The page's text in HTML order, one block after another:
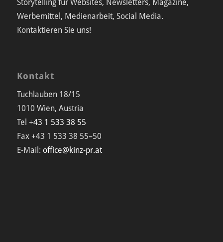
Storytelling für Websites, Newsletters, Magazine,
Werbemittel, Medienarbeit, Social Media.
Kontaktieren Sie uns!
Kontakt
Tuchlauben 18/15
1010 Wien, Austria
Tel +43 1 533 38 55
Fax +43 1 533 38 55–50
E-Mail: office@kinz-pr.at